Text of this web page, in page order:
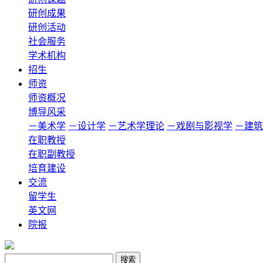
研创成果
研创活动
社会服务
学术机构
招生
师资
师资概况
博导风采
－美术学 －设计学 －艺术学理论 －戏剧与影视学 －建
在职教授
在职副教授
培育建设
交流
留学生
英文网
院报